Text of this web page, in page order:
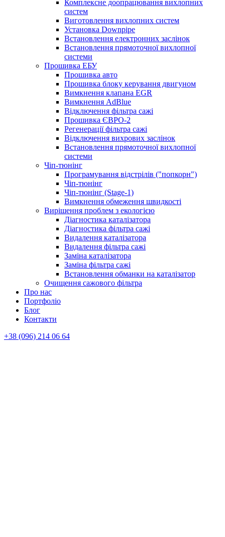
Комплексне доопрацювання вихлопних
систем
Виготовлення вихлопних систем
Установка Downpipe
Встановлення електронних заслінок
Встановлення прямоточної вихлопної
системи
Прошивка ЕБУ
Прошивка авто
Прошивка блоку керування двигуном
Вимкнення клапана EGR
Вимкнення AdBlue
Відключення фільтра сажі
Прошивка ЄВРО-2
Регенерації фільтра сажі
Відключення вихрових заслінок
Встановлення прямоточної вихлопної
системи
Чіп-тюнінг
Програмування відстрілів ("попкорн")
Чіп-тюнінг
Чіп-тюнінг (Stage-1)
Вимкнення обмеження швидкості
Вирішення проблем з екологією
Діагностика каталізатора
Діагностика фільтра сажі
Видалення каталізатора
Видалення фільтра сажі
Заміна каталізатора
Заміна фільтра сажі
Встановлення обманки на каталізатор
Очищення сажового фільтра
Про нас
Портфоліо
Блог
Контакти
+38 (096) 214 06 64